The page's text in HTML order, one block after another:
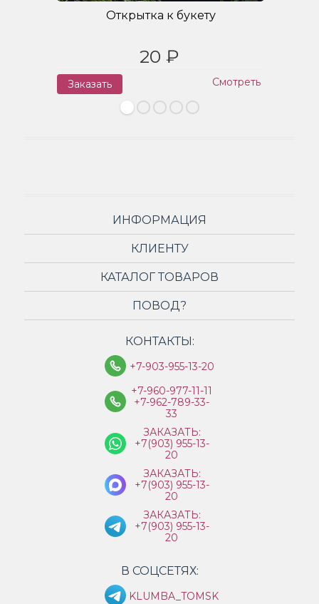
Открытка к букету
20 ₽
Заказать Смотреть
ИНФОРМАЦИЯ
КЛИЕНТУ
КАТАЛОГ ТОВАРОВ
ПОВОД?
КОНТАКТЫ:
+7-903-955-13-20
+7-960-977-11-11
+7-962-789-33-
33
ЗАКАЗАТЬ:
+7(903) 955-13-
20
ЗАКАЗАТЬ:
+7(903) 955-13-
20
ЗАКАЗАТЬ:
+7(903) 955-13-
20
В СОЦСЕТЯХ:
KLUMBA_TOMSK